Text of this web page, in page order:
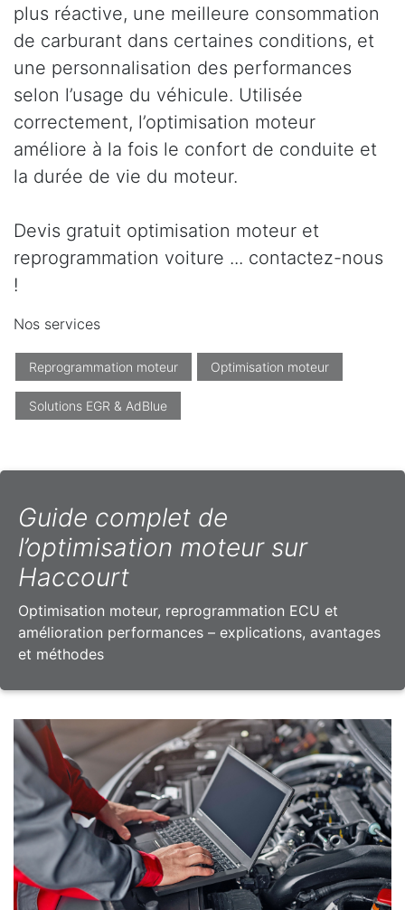
plus réactive, une meilleure consommation
de carburant dans certaines conditions, et
une personnalisation des performances
selon l’usage du véhicule. Utilisée
correctement, l’optimisation moteur
améliore à la fois le confort de conduite et
la durée de vie du moteur.
Devis gratuit optimisation moteur et
reprogrammation voiture ... contactez-nous
!
Nos services
Reprogrammation moteur Optimisation moteur
Solutions EGR & AdBlue
Guide complet de
l’optimisation moteur sur
Haccourt
Optimisation moteur, reprogrammation ECU et
amélioration performances – explications, avantages
et méthodes